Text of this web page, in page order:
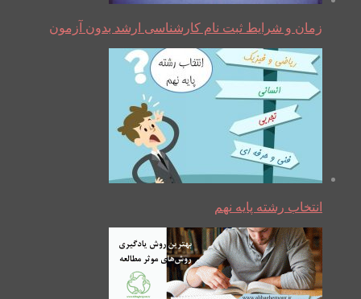
زمان و شرایط ثبت نام کارشناسی ارشد بدون آزمون
انتخاب رشته پایه نهم